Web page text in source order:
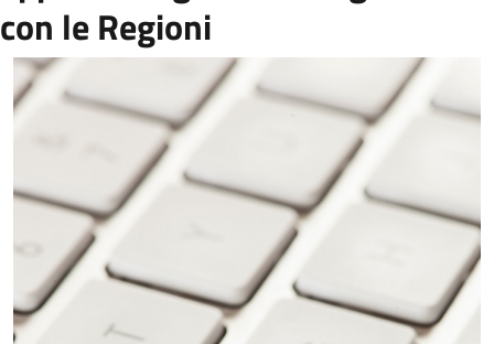
con le Regioni